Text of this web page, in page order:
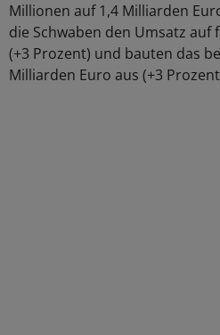
Millionen auf 1,4 Milliarden
die Schwaben den Umsatz auf
(+3 Prozent) und bauten das
Milliarden Euro aus (+3